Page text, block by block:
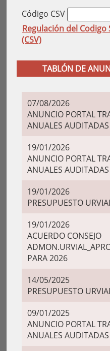
Código CSV
Regulación del
(CSV)
TABLÓN DE
07/08/2026
ANUNCIO PORTAL
ANUALES
19/01/2026
ANUNCIO PORTAL
ANUALES
19/01/2026
PRESUPUESTO
19/01/2026
ACUERDO CONSEJO
PARA 2026
14/05/2025
PRESUPUESTO
09/01/2025
ANUNCIO PORTAL
ANUALES